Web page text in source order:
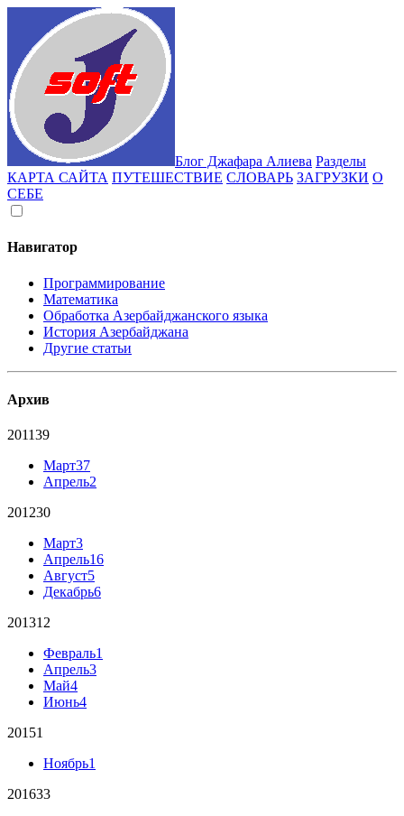
Блог Джафара Алиева Разделы
КАРТА САЙТА ПУТЕШЕСТВИЕ СЛОВАРЬ ЗАГРУЗКИ О
СЕБЕ
Навигатор
Программирование
Математика
Обработка Азербайджанского языка
История Азербайджана
Другие статьи
Архив
201139
Март37
Апрель2
201230
Март3
Апрель16
Август5
Декабрь6
201312
Февраль1
Апрель3
Май4
Июнь4
20151
Ноябрь1
201633